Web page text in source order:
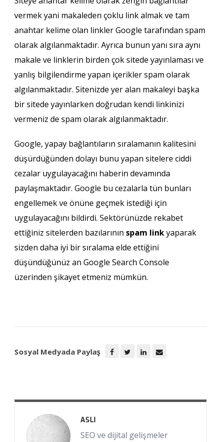
vermek yani makaleden çoklu link almak ve tam
anahtar kelime olan linkler Google tarafından spam
olarak algılanmaktadır. Ayrıca bunun yanı sıra aynı
makale ve linklerin birden çok sitede yayınlaması ve
yanlış bilgilendirme yapan içerikler spam olarak
algılanmaktadır. Sitenizde yer alan makaleyi başka
bir sitede yayınlarken doğrudan kendi linkinizi
vermeniz de spam olarak algılanmaktadır.
Google, yapay bağlantıların sıralamanın kalitesini
düşürdüğünden dolayı bunu yapan sitelere ciddi
cezalar uygulayacağını haberin devamında
paylaşmaktadır. Google bu cezalarla tün bunları
engellemek ve önüne geçmek istediği için
uygulayacağını bildirdi. Sektörünüzde rekabet
ettiğiniz sitelerden bazılarının spam linkyaparak
sizden daha iyi bir sıralama elde ettiğini
düşündüğünüz an Google Search Console
üzerinden şikayet etmeniz mümkün.
Sosyal Medyada Paylaş
ASLI
SEO ve dijital gelişmeler